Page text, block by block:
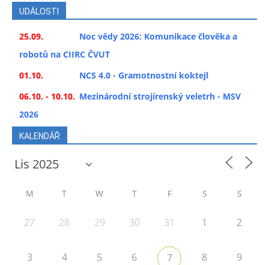
UDÁLOSTI
25.09.
Noc vědy 2026: Komunikace člověka a
robotů na CIIRC ČVUT
01.10.
NCS 4.0 - Gramotnostní koktejl
06.10. - 10.10. Mezinárodní strojírenský veletrh - MSV
2026
KALENDÁŘ
M T W T F S S
27 28 29 30 31 1 2
3 4 5 6 7 8 9